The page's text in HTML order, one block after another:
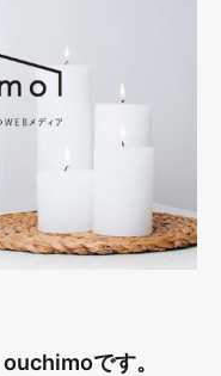
です。